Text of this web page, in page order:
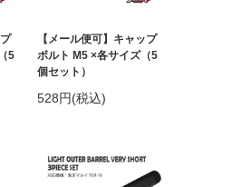
5
【メール便可】キャップ
ボルト M5 ×各サイズ（5
個セット）
528円(税込)